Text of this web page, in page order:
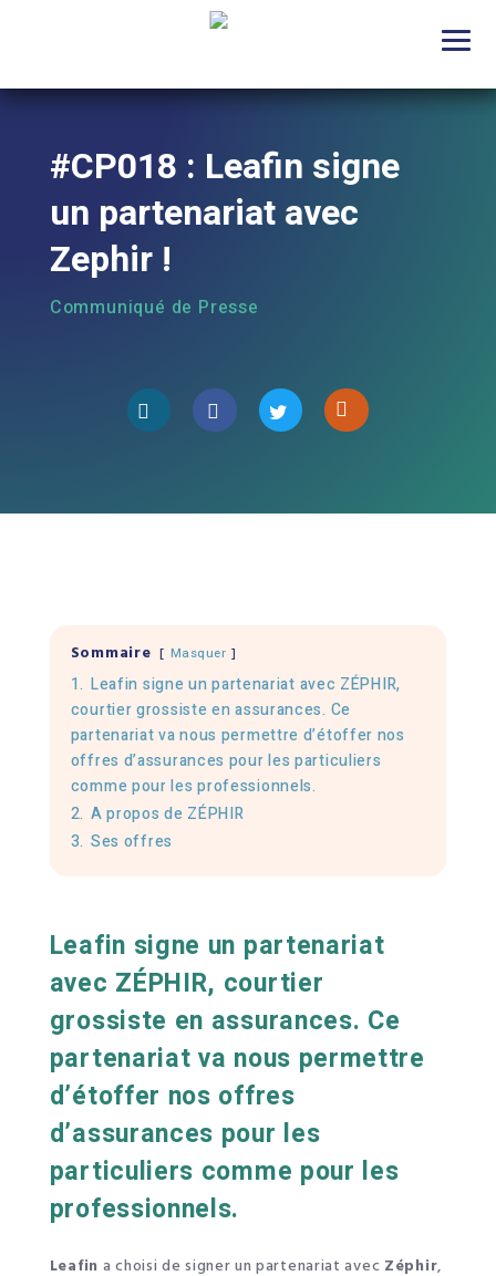
#CP018 : Leafin signe
un partenariat avec
Zephir !
Communiqué de Presse
Sommaire Masquer
1. Leafin signe un partenariat avec ZÉPHIR,
courtier grossiste en assurances. Ce
partenariat va nous permettre d’étoffer nos
offres d’assurances pour les particuliers
comme pour les professionnels.
2. A propos de ZÉPHIR
3. Ses offres
Leafin signe un partenariat
avec ZÉPHIR, courtier
grossiste en assurances. Ce
partenariat va nous permettre
d’étoffer nos offres
d’assurances pour les
particuliers comme pour les
professionnels.
Leafin a choisi de signer un partenariat avec Zéphir,